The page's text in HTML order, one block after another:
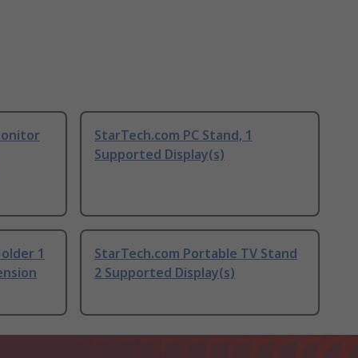
StarTech.com PC Stand, 1
Supported Display(s)
1
StarTech.com Portable TV Stand
2 Supported Display(s)